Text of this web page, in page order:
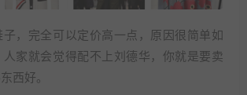
子，完全可以定价高一点，原因很简单如
人家就会觉得配不上刘德华，你就是要卖
西好。